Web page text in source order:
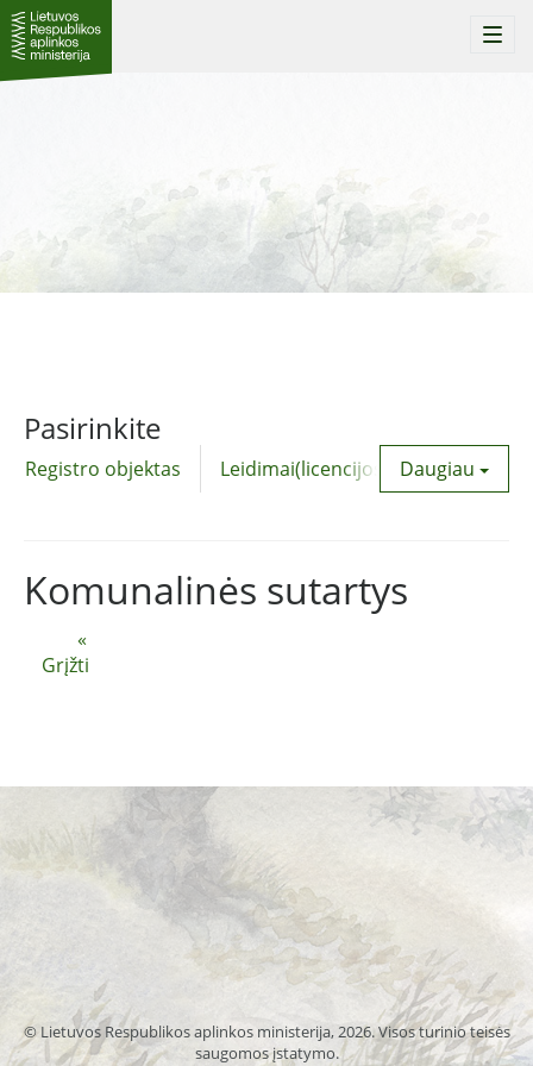
Pasirinkite
Registro objektas Leidimai(licencijos) Daugiau
«
Grįžti
Komunalinės sutartys
© Lietuvos Respublikos aplinkos ministerija, 2026. Visos turinio teisės
saugomos įstatymo.